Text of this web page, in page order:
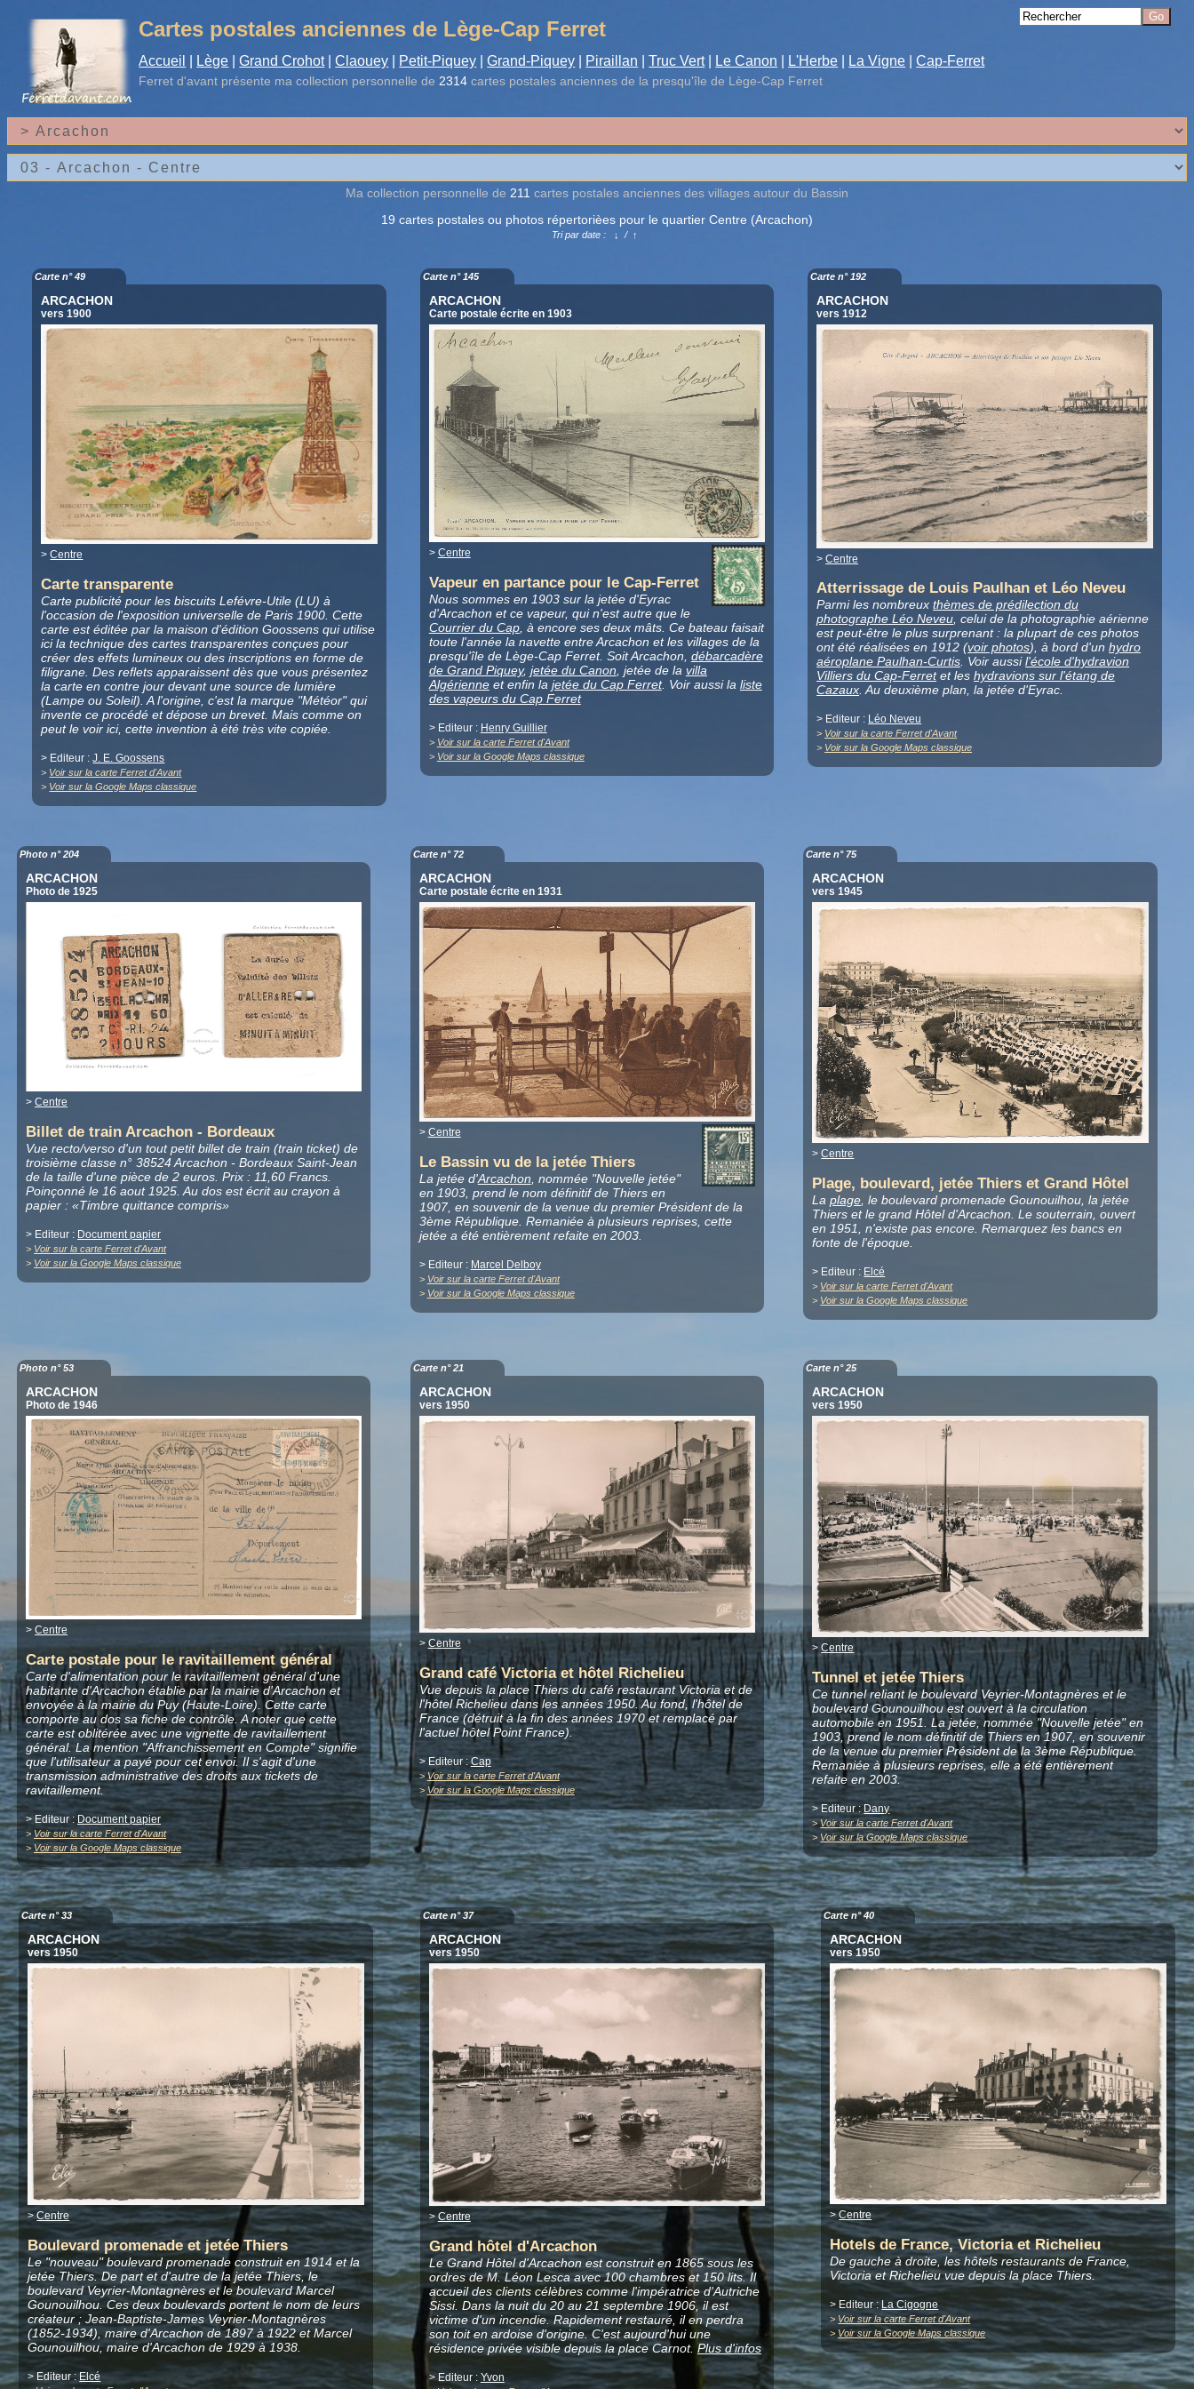
Cartes postales anciennes de Lège-Cap Ferret
Accueil Lège Grand Crohot Claouey Petit-Piquey Grand-Piquey Piraillan Truc Vert Le Canon L'Herbe La Vigne Cap-Ferret
Ferret d'avant présente ma collection personnelle de 2314 cartes postales anciennes de la presqu'île de Lège-Cap Ferret
Ma collection personnelle de 211 cartes postales anciennes des villages autour du Bassin
19 cartes postales ou photos répertorièes pour le quartier Centre (Arcachon)
Tri par date : ↓ /↑
Carte n° 49
ARCACHON
vers 1900
>Centre
Carte transparente
Carte publicité pour les biscuits Lefévre-Utile (LU) à
l'occasion de l'exposition universelle de Paris 1900. Cette
carte est éditée par la maison d'édition Goossens qui utilise
ici la technique des cartes transparentes conçues pour
créer des effets lumineux ou des inscriptions en forme de
filigrane. Des reflets apparaissent dès que vous présentez
la carte en contre jour devant une source de lumière
(Lampe ou Soleil). A l'origine, c'est la marque "Météor" qui
invente ce procédé et dépose un brevet. Mais comme on
peut le voir ici, cette invention à été très vite copiée.
> Editeur :J. E. Goossens
> Voir sur la carte Ferret d'Avant
> Voir sur la Google Maps classique
Carte n° 145
ARCACHON
Carte postale écrite en 1903
> Centre
Vapeur en partance pour le Cap-Ferret
Nous sommes en 1903 sur la jetée d'Eyrac
d'Arcachon et ce vapeur, qui n'est autre que le
Courrier du Cap, à encore ses deux mâts. Ce bateau faisait
toute l'année la navette entre Arcachon et les villages de la
presqu'île de Lège-Cap Ferret. Soit Arcachon, débarcadère
de Grand Piquey, jetée du Canon , jetée de la villa
Algérienneet enfin la jetée du Cap Ferret. Voir aussi la liste
des vapeurs du Cap Ferret
> Editeur : Henry Guillier
> Voir sur la carte Ferret d'Avant
> Voir sur la Google Maps classique
Carte n° 192
ARCACHON
vers 1912
>Centre
Atterrissage de Louis Paulhan et Léo Neveu
Parmi les nombreuxthèmes de prédilection du
photographe Léo Neveu, celui de la photographie aérienne
est peut-être le plus surprenant : la plupart de ces photos
ont été réalisées en 1912 (voir photos), à bord d'unhydro
aéroplane Paulhan-Curtis. Voir aussil'école d'hydravion
Villiers du Cap-Ferretet leshydravions sur l'étang de
Cazaux. Au deuxième plan, la jetée d'Eyrac.
> Editeur : Léo Neveu
> Voir sur la carte Ferret d'Avant
> Voir sur la Google Maps classique
Photo n° 204
ARCACHON
Photo de 1925
>Centre
Billet de train Arcachon - Bordeaux
Vue recto/verso d'un tout petit billet de train (train ticket) de
troisième classe n° 38524 Arcachon - Bordeaux Saint-Jean
de la taille d'une pièce de 2 euros. Prix : 11,60 Francs.
Poinçonné le 16 aout 1925. Au dos est écrit au crayon à
papier : «Timbre quittance compris»
> Editeur : Document papier
> Voir sur la carte Ferret d'Avant
> Voir sur la Google Maps classique
Carte n° 72
ARCACHON
Carte postale écrite en 1931
> Centre
Le Bassin vu de la jetée Thiers
La jetée d'Arcachon , nommée "Nouvelle jetée"
en 1903, prend le nom définitif de Thiers en
1907, en souvenir de la venue du premier Président de la
3ème République. Remaniée à plusieurs reprises, cette
jetée a été entièrement refaite en 2003.
> Editeur : Marcel Delboy
> Voir sur la carte Ferret d'Avant
> Voir sur la Google Maps classique
Carte n° 75
ARCACHON
vers 1945
>Centre
Plage, boulevard, jetée Thiers et Grand Hôtel
Laplage , le boulevard promenade Gounouilhou, la jetée
Thiers et le grand Hôtel d'Arcachon. Le souterrain, ouvert
en 1951, n'existe pas encore. Remarquez les bancs en
fonte de l'époque.
> Editeur : Elcé
> Voir sur la carte Ferret d'Avant
> Voir sur la Google Maps classique
Photo n° 53
ARCACHON
Photo de 1946
>Centre
Carte postale pour le ravitaillement général
Carte d'alimentation pour le ravitaillement général d'une
habitante d'Arcachon établie par la mairie d'Arcachon et
envoyée à la mairie du Puy (Haute-Loire). Cette carte
comporte au dos sa fiche de contrôle. A noter que cette
carte est oblitérée avec une vignette de ravitaillement
général. La mention "Affranchissement en Compte" signifie
que l'utilisateur a payé pour cet envoi. Il s'agit d'une
transmission administrative des droits aux tickets de
ravitaillement.
> Editeur : Document papier
> Voir sur la carte Ferret d'Avant
>Voir sur la Google Maps classique
Carte n° 21
ARCACHON
vers 1950
> Centre
Grand café Victoria et hôtel Richelieu
Vue depuis la place Thiers du café restaurant Victoria et de
l'hôtel Richelieu dans les années 1950. Au fond, l'hôtel de
France (détruit à la fin des années 1970 et remplacé par
l'actuel hôtel Point France).
> Editeur : Cap
>Voir sur la carte Ferret d'Avant
> Voir sur la Google Maps classique
Carte n° 25
ARCACHON
vers 1950
>Centre
Tunnel et jetée Thiers
Ce tunnel reliant le boulevard Veyrier-Montagnères et le
boulevard Gounouilhou est ouvert à la circulation
automobile en 1951. La jetée, nommée "Nouvelle jetée" en
1903, prend le nom définitif de Thiers en 1907, en souvenir
de la venue du premier Président de la 3ème République.
Remaniée à plusieurs reprises, elle a été entièrement
refaite en 2003.
> Editeur : Dany
>Voir sur la carte Ferret d'Avant
> Voir sur la Google Maps classique
Carte n° 33
ARCACHON
vers 1950
>Centre
Boulevard promenade et jetée Thiers
Le "nouveau" boulevard promenade construit en 1914 et la
jetée Thiers. De part et d'autre de la jetée Thiers, le
boulevard Veyrier-Montagnères et le boulevard Marcel
Gounouilhou. Ces deux boulevards portent le nom de leurs
créateur ; Jean-Baptiste-James Veyrier-Montagnères
(1852-1934), maire d'Arcachon de 1897 à 1922 et Marcel
Gounouilhou, maire d'Arcachon de 1929 à 1938.
> Editeur : Elcé
Carte n° 37
ARCACHON
vers 1950
>Centre
Grand hôtel d'Arcachon
Le Grand Hôtel d'Arcachon est construit en 1865 sous les
ordres de M. Léon Lesca avec 100 chambres et 150 lits. Il
accueil des clients célèbres comme l'impératrice d'Autriche
Sissi. Dans la nuit du 20 au 21 septembre 1906, il est
victime d'un incendie. Rapidement restauré, il en perdra
son toit en ardoise d'origine. C'est aujourd'hui une
résidence privée visible depuis la place Carnot. Plus d'infos
> Editeur : Yvon
Carte n° 40
ARCACHON
vers 1950
>Centre
Hotels de France, Victoria et Richelieu
De gauche à droite, les hôtels restaurants de France,
Victoria et Richelieu vue depuis la place Thiers.
> Editeur : La Cigogne
> Voir sur la carte Ferret d'Avant
> Voir sur la Google Maps classique